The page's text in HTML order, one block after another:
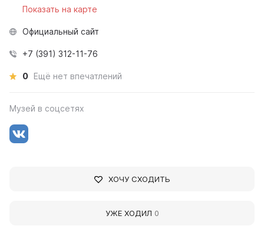
Показать на карте
Официальный сайт
+7 (391) 312-11-76
0 Ещё нет впечатлений
Музей в соцсетях
ХОЧУ СХОДИТЬ
УЖЕ ХОДИЛ 0